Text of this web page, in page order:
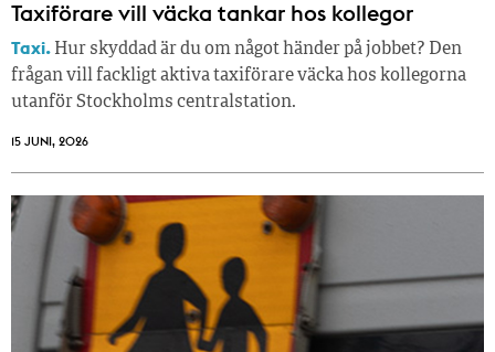
Taxiförare vill väcka tankar hos kollegor
Taxi. Hur skyddad är du om något händer på jobbet? Den
frågan vill fackligt aktiva taxiförare väcka hos kollegorna
utanför Stockholms centralstation.
15 JUNI, 2026